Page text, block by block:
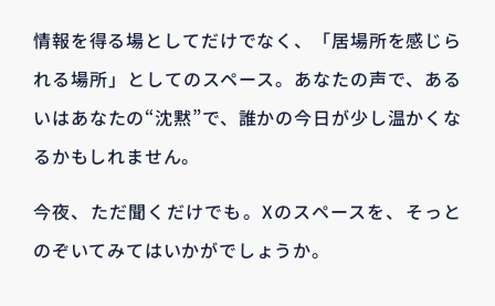
情報を得る場としてだけでなく、「居場所を感じら
れる場所」としてのスペース。あなたの声で、ある
いはあなたの“沈黙”で、誰かの今日が少し温かくな
るかもしれません。
今夜、ただ聞くだけでも。Xのスペースを、そっと
のぞいてみてはいかがでしょうか。